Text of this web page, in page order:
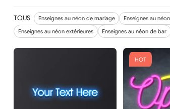
TOUS Enseignes au néon de mariage Enseignes au
Enseignes au néon extérieures
Enseignes au néon de bar
HOT